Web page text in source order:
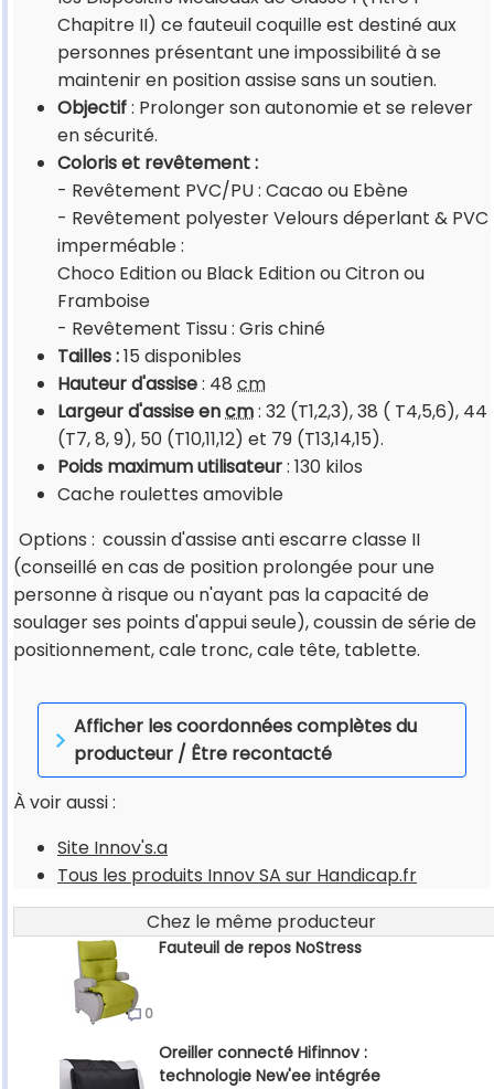
Chapitre II) ce fauteuil coquille est destiné aux
personnes présentant une impossibilité à se
maintenir en position assise sans un soutien.
Objectif: Prolonger son autonomie et se relever
en sécurité.
Coloris et revêtement :
- Revêtement PVC/PU : Cacao ou Ebène
- Revêtement polyester Velours déperlant & PVC
imperméable :
Choco Edition ou Black Edition ou Citron ou
Framboise
- Revêtement Tissu : Gris chiné
Tailles :15 disponibles
Hauteur d'assise: 48 cm
Largeur d'assise encm: 32 (T1,2,3), 38 ( T4,5,6), 44
(T7, 8, 9), 50 (T10,11,12) et 79 (T13,14,15).
Poids maximum utilisateur: 130 kilos
Cache roulettes amovible
Options : coussin d'assise anti escarre classe II
(conseillé en cas de position prolongée pour une
personne à risque ou n'ayant pas la capacité de
soulager ses points d'appui seule), coussin de série de
positionnement, cale tronc, cale tête, tablette.
Afficher les coordonnées complètes du
producteur / Être recontacté
À voir aussi :
Site Innov's.a
Tous les produits Innov SA sur Handicap.fr
Chez le même producteur
Fauteuil de repos NoStress
0
Oreiller connecté Hifinnov :
technologie New'ee intégrée